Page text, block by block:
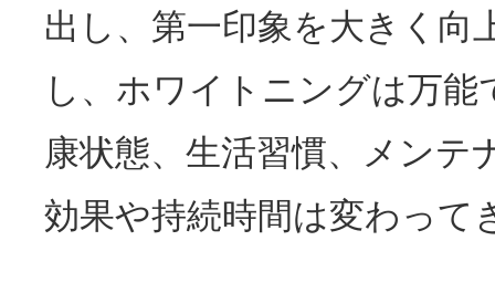
出し、第一印象を大きく向
し、ホワイトニングは万能
康状態、生活習慣、メンテ
効果や持続時間は変わって